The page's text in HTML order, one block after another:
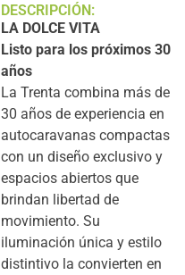
DESCRIPCIÓN:
LA DOLCE VITA
Listo para los próximos 30
años
La Trenta combina más de
30 años de experiencia en
autocaravanas compactas
con un diseño exclusivo y
espacios abiertos que
brindan libertad de
movimiento. Su
iluminación única y estilo
distintivo la convierten en